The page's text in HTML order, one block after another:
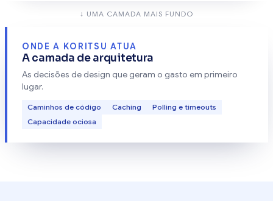
↓ UMA CAMADA MAIS FUNDO
ONDE A KORITSU ATUA
A camada de arquitetura
As decisões de design que geram o gasto em primeiro
lugar.
Caminhos de código Caching
Polling e timeouts
Capacidade ociosa